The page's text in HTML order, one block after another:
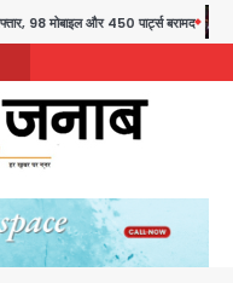
Dankaur accident: गंग नहर